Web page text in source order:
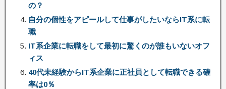
の？
自分の個性をアピールして仕事がしたいならIT系に転
職
IT系企業に転職をして最初に驚くのが誰もいないオフ
ィス
40代未経験からIT系企業に正社員として転職できる確
率は0％